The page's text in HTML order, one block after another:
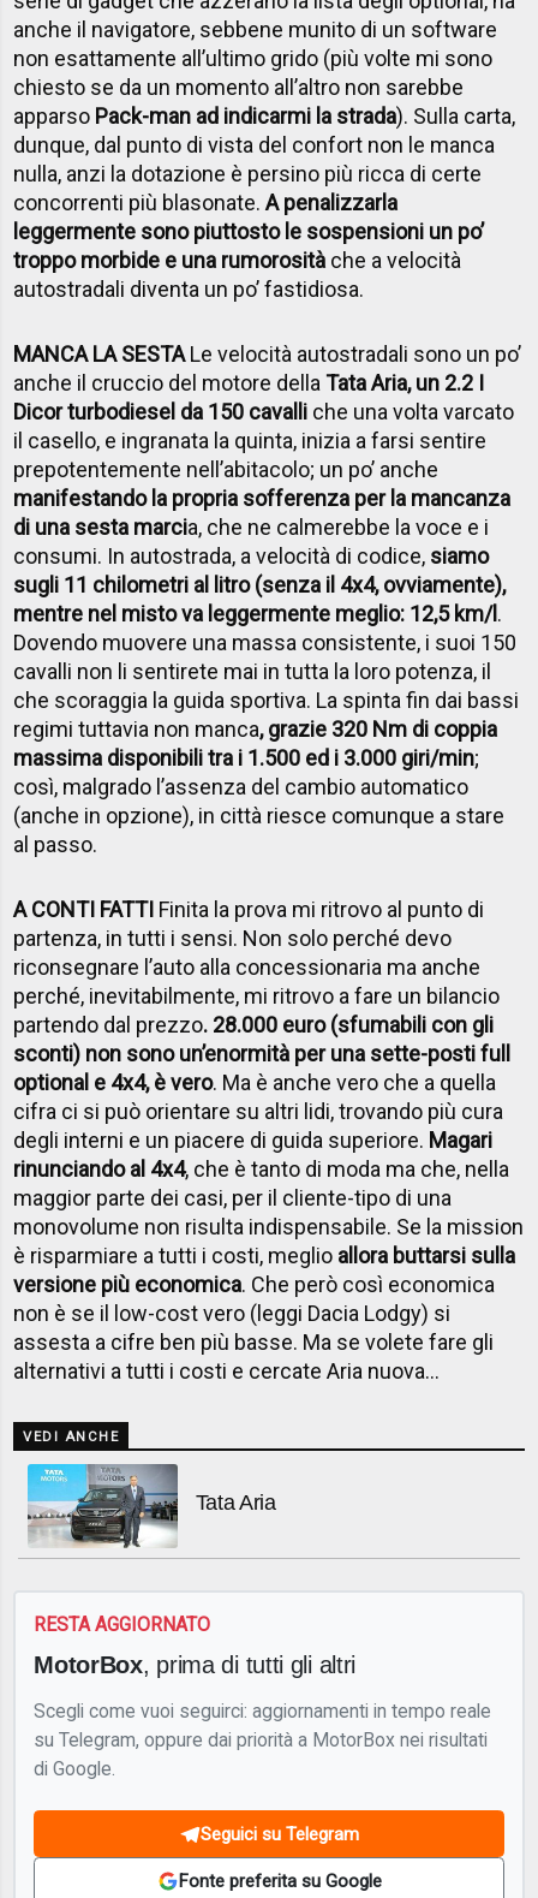
anche il navigatore, sebbene munito di un software
non esattamente all’ultimo grido (più volte mi sono
chiesto se da un momento all’altro non sarebbe
apparso Pack-man ad indicarmi la strada). Sulla carta,
dunque, dal punto di vista del confort non le manca
nulla, anzi la dotazione è persino più ricca di certe
concorrenti più blasonate.A penalizzarla
leggermente sono piuttosto le sospensioni un po’
troppo morbide e una rumorosità che a velocità
autostradali diventa un po’ fastidiosa.
MANCA LA SESTALe velocità autostradali sono un po’
anche il cruccio del motore dellaTata Aria, un 2.2 I
Dicor turbodiesel da 150 cavalli che una volta varcato
il casello, e ingranata la quinta, inizia a farsi sentire
prepotentemente nell’abitacolo; un po’ anche
manifestando la propria sofferenza per la mancanza
di una sesta marcia, che ne calmerebbe la voce e i
consumi. In autostrada, a velocità di codice, siamo
sugli 11 chilometri al litro (senza il 4x4, ovviamente),
mentre nel misto va leggermente meglio: 12,5 km/l.
Dovendo muovere una massa consistente, i suoi 150
cavalli non li sentirete mai in tutta la loro potenza, il
che scoraggia la guida sportiva. La spinta fin dai bassi
regimi tuttavia non manca, grazie 320 Nm di coppia
massima disponibili tra i 1.500 ed i 3.000 giri/min;
così, malgrado l’assenza del cambio automatico
(anche in opzione), in città riesce comunque a stare
al passo.
A CONTI FATTI Finita la prova mi ritrovo al punto di
partenza, in tutti i sensi. Non solo perché devo
riconsegnare l’auto alla concessionaria ma anche
perché, inevitabilmente, mi ritrovo a fare un bilancio
partendo dal prezzo. 28.000 euro (sfumabili con gli
sconti) non sono un’enormità per una sette-posti full
optional e 4x4, è vero. Ma è anche vero che a quella
cifra ci si può orientare su altri lidi, trovando più cura
degli interni e un piacere di guida superiore. Magari
rinunciando al 4x4, che è tanto di moda ma che, nella
maggior parte dei casi, per il cliente-tipo di una
monovolume non risulta indispensabile. Se la mission
è risparmiare a tutti i costi, meglio allora buttarsi sulla
versione più economica. Che però così economica
non è se il low-cost vero (leggi Dacia Lodgy) si
assesta a cifre ben più basse. Ma se volete fare gli
alternativi a tutti i costi e cercate Aria nuova…
VEDI ANCHE
Tata Aria
RESTA AGGIORNATO
MotorBox, prima di tutti gli altri
Scegli come vuoi seguirci: aggiornamenti in tempo reale
su Telegram, oppure dai priorità a MotorBox nei risultati
di Google.
Seguici su Telegram
Fonte preferita su Google